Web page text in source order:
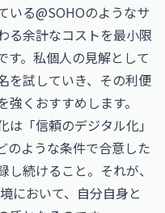
いる@SOHOのようなサ
る余計なコストを最小限
す。私個人の見解として
を試していき、その利便
くおすすめします。
「信頼のデジタル化」
のような条件で合意した
続けること。それが、
において、自分自身と